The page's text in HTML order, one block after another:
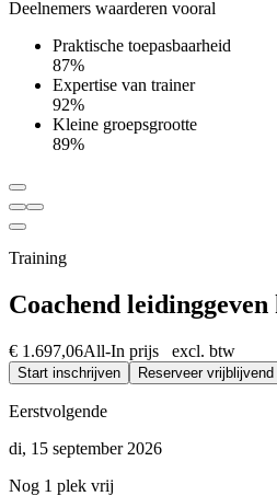
Deelnemers waarderen vooral
Praktische toepasbaarheid
87%
Expertise van trainer
92%
Kleine groepsgrootte
89%
Training
Coachend
€ 1.697,06All-In prijs excl. btw
Start inschrijven Reserveer vrijblijvend
Eerstvolgende
di, 15 september 2026
Nog 1 plek vrij